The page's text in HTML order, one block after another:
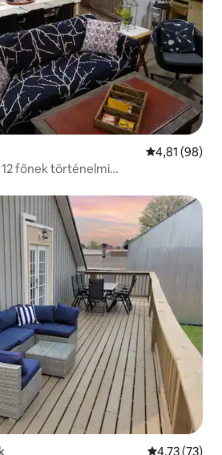
Átlagos
4,81 (98)
főnek történelmi
Átlagos
4,73 (73)